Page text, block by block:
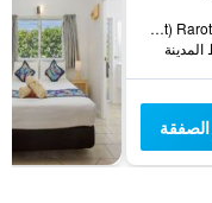
Box 72(Akapauo, Titikaveka, South East) Rarotonga Cook Islands, راروتونغا, جزر كوك